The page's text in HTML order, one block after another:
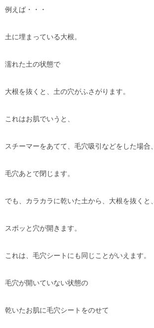
例えば・・・
土に埋まっている大根。
濡れた土の状態で
大根を抜くと、土の穴がふさがります。
これはお肌でいうと、
スチーマーをあてて、毛穴吸引などをした場合、
毛穴あとで閉じます。
でも、カラカラに乾いた土から、大根を抜くと、
スポッと穴が開きます。
これは、毛穴シートにも同じことがいえます。
毛穴が開いていない状態の
乾いたお肌に毛穴シートをのせて